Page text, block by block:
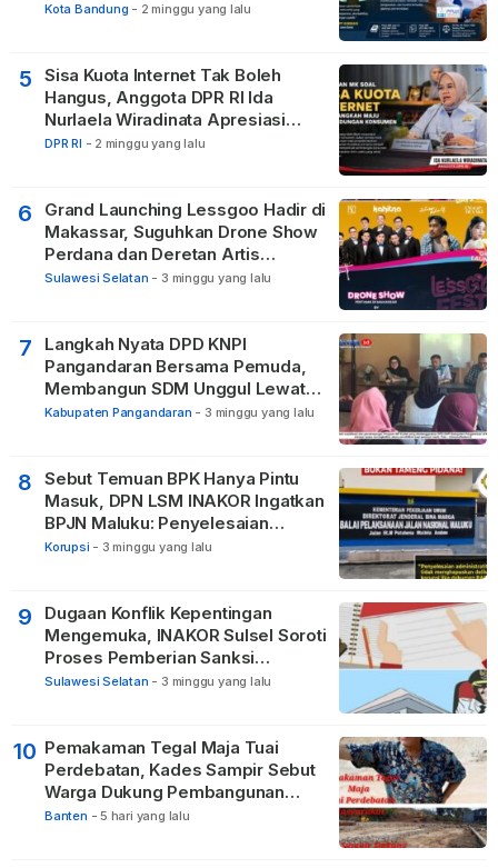
Kota Bandung - 2 minggu yang lalu
5
Sisa Kuota Internet Tak Boleh
Hangus, Anggota DPR RI Ida
Nurlaela Wiradinata Apresiasi
Putusan MK
DPR RI - 2 minggu yang lalu
6
Grand Launching Lessgoo Hadir di
Makassar, Suguhkan Drone Show
Perdana dan Deretan Artis
Nasional
Sulawesi Selatan - 3 minggu yang lalu
7
Langkah Nyata DPD KNPI
Pangandaran Bersama Pemuda,
Membangun SDM Unggul Lewat
Pendidikan
Kabupaten Pangandaran - 3 minggu yang lalu
8
Sebut Temuan BPK Hanya Pintu
Masuk, DPN LSM INAKOR Ingatkan
BPJN Maluku: Penyelesaian
Administratif Tidak Menghapus
Pidana
Korupsi - 3 minggu yang lalu
9
Dugaan Konflik Kepentingan
Mengemuka, INAKOR Sulsel Soroti
Proses Pemberian Sanksi
terhadap ASN di Bone
Sulawesi Selatan - 3 minggu yang lalu
10 Pemakaman Tegal Maja Tuai
Perdebatan, Kades Sampir Sebut
Warga Dukung Pembangunan
TPBU karena Dinilai Bawa Manfaat
Banten - 5 hari yang lalu